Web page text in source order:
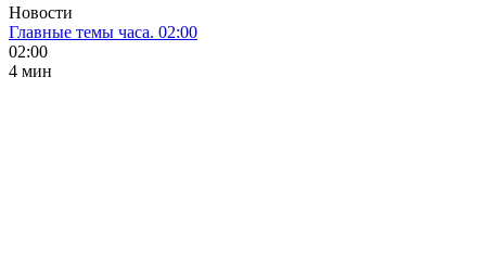
Новости
Главные темы часа. 02:00
02:00
4 мин